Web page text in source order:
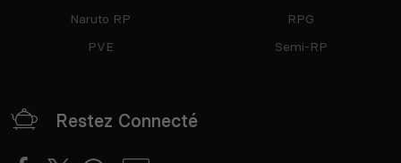
Naruto RP
PVE
RPG
Semi-RP
Restez Connecté